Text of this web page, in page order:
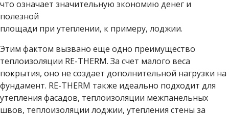
что означает значительную экономию денег и
полезной
площади при утеплении, к примеру, лоджии.
Этим фактом вызвано еще одно преимущество
теплоизоляции RE-THERM. За счет малого веса
покрытия, оно не создает дополнительной нагрузки на
фундамент. RE-THERM также идеально подходит для
утепления фасадов, теплоизоляции межпанельных
швов, теплоизоляции лоджии, утепления стены за